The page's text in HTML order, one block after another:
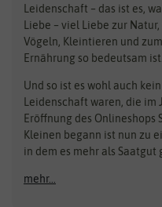
Obstsamen
Pilzbrut
Rasensamen
Steckzwiebeln
Zimmer & Kübelpflanzen
Kataloge
Schnäppchen
Anzucht &
Anzuchtschalen
Bingenheimer Saatgut
Bionana
BIOWOL
Blumicorn
Bûten Birds
Leidenschaft – das ist es,
Liebe – viel Liebe zur
Vögeln, Kleintieren und
Ernährung so bedeutsam ist.
Und so ist es wohl auch
Leidenschaft waren, die
Eröffnung des Onlineshops
Kleinen begann ist nun zu
in dem es mehr als Saatgut
mehr...